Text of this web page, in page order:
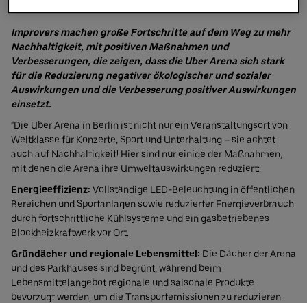
Improvers machen große Fortschritte auf dem Weg zu mehr
Nachhaltigkeit, mit positiven Maßnahmen und
Verbesserungen, die zeigen, dass die Uber Arena sich stark
für die Reduzierung negativer ökologischer und sozialer
Auswirkungen und die Verbesserung positiver Auswirkungen
einsetzt.
"Die Uber Arena in Berlin ist nicht nur ein Veranstaltungsort von
Weltklasse für Konzerte, Sport und Unterhaltung – sie achtet
auch auf Nachhaltigkeit! Hier sind nur einige der Maßnahmen,
mit denen die Arena ihre Umweltauswirkungen reduziert:
Energieeffizienz: Vollständige LED-Beleuchtung in öffentlichen
Bereichen und Sportanlagen sowie reduzierter Energieverbrauch
durch fortschrittliche Kühlsysteme und ein gasbetriebenes
Blockheizkraftwerk vor Ort.
Gründächer und regionale Lebensmittel: Die Dächer der Arena
und des Parkhauses sind begrünt, während beim
Lebensmittelangebot regionale und saisonale Produkte
bevorzugt werden, um die Transportemissionen zu reduzieren.